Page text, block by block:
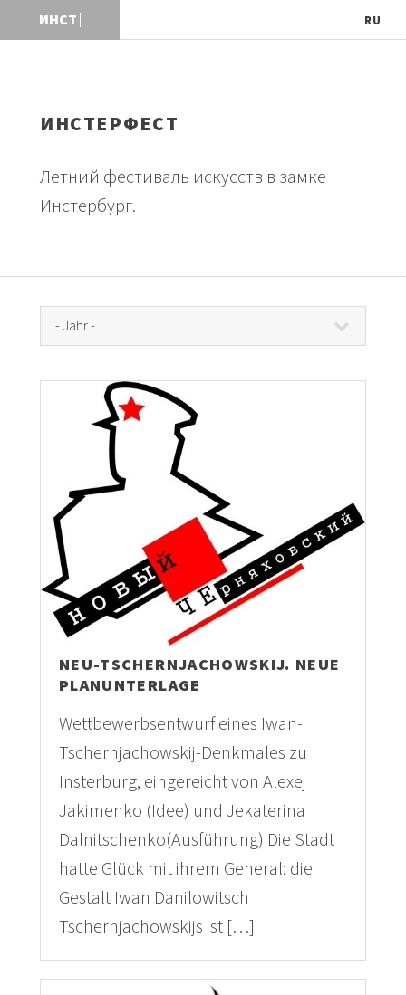
СТЕРГ RU
ИНСТЕРФЕСТ
Летний фестиваль искусств в замке
Инстербург.
NEU-TSCHERNJACHOWSKIJ. NEUE
PLANUNTERLAGE
Wettbewerbsentwurf eines Iwan-
Tschernjachowskij-Denkmales zu
Insterburg, eingereicht von Alexej
Jakimenko (Idee) und Jekaterina
Dalnitschenko(Ausführung) Die Stadt
hatte Glück mit ihrem General: die
Gestalt Iwan Danilowitsch
Tschernjachowskijs ist […]